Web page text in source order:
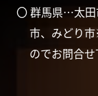
〇 群馬県…太田
市、みどり
のでお問合